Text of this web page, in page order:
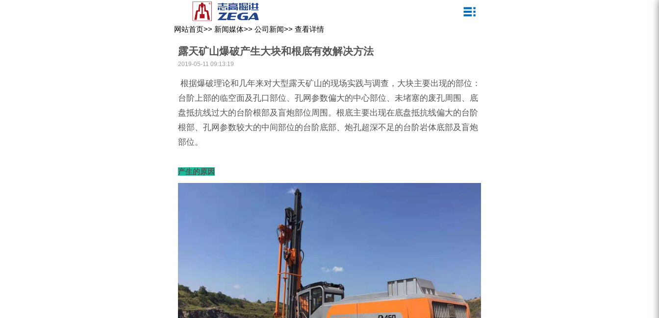
ZEGA小型一体式露天钻机
ZEGA全液压顶锤钻机
螺杆式空气压缩机
网站首页>> 新闻媒体>> 公司新闻>> 查看详情
露天矿山爆破产生大块和根底有效解决方法
2019-05-11 09:13:19
根据爆破理论和几年来对大型露天矿山的现场实践与调查，大块主要出现的部位：
台阶上部的临空面及孔口部位、孔网参数偏大的中心部位、未堵塞的废孔周围、底
盘抵抗线过大的台阶根部及盲炮部位周围。根底主要出现在底盘抵抗线偏大的台阶
根部、孔网参数较大的中间部位的台阶底部、炮孔超深不足的台阶岩体底部及盲炮
部位。
产生的原因